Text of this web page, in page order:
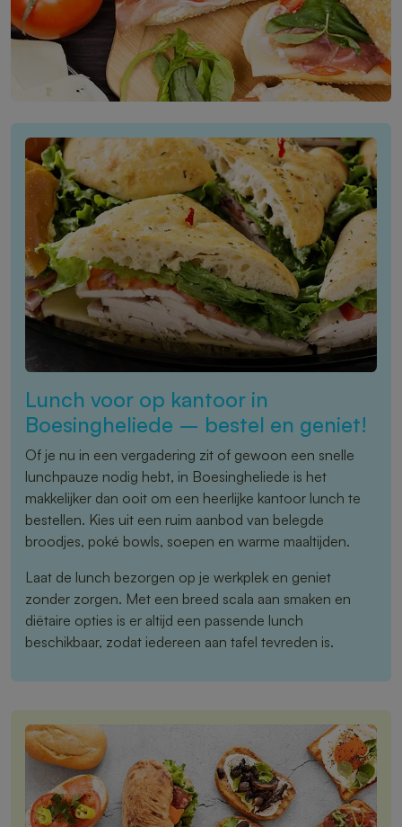
Lunch voor op kantoor in
Boesingheliede – bestel en geniet!
Of je nu in een vergadering zit of gewoon een snelle
lunchpauze nodig hebt, in Boesingheliede is het
makkelijker dan ooit om een heerlijke kantoor lunch te
bestellen. Kies uit een ruim aanbod van belegde
broodjes, poké bowls, soepen en warme maaltijden.
Laat de lunch bezorgen op je werkplek en geniet
zonder zorgen. Met een breed scala aan smaken en
diëtaire opties is er altijd een passende lunch
beschikbaar, zodat iedereen aan tafel tevreden is.